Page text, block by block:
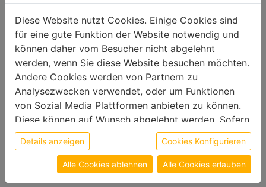
90 Kapseln
Bitte beachten Sie, dass unser TTM Produkt Orthosiphon -
90 Kapseln kein Medikament ist und daher nicht den Arzt
oder Therapeuten ersetzt.
Es dient als Nahrungsergänzungsmittel, dass unterstützend
bei verschiedenen gesundheitlichen Herausforderungen
eingesetzt werden kann.
Nahrungsergänzungsmittel wie Orthosiphon - 90 Kapseln
Diese Website nutzt Cookies. Einige Cookies sind
für eine gute Funktion der Website notwendig und
können daher vom Besucher nicht abgelehnt
werden, wenn Sie diese Website besuchen möchten.
Andere Cookies werden von Partnern zu
Analysezwecken verwendet, oder um Funktionen
von Sozial Media Plattformen anbieten zu können.
Diese können auf Wunsch abgelehnt werden. Sofern
sie unsere Webseite weiter nutzen, geben Sie
Einwilligung zu unseren Cookies.
Details anzeigen Cookies Konfigurieren
Alle Cookies ablehnen Alle Cookies erlauben